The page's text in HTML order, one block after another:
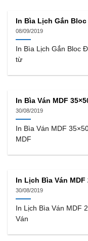
In Bìa Lịch Gắn
08/09/2019
In Bìa Lịch Gắn Bloc
từ
In Bìa Ván MDF
30/08/2019
In Bìa Ván MDF
MDF
In Lịch Bìa Ván MDF
30/08/2019
In Lịch Bìa Ván MDF
Ván